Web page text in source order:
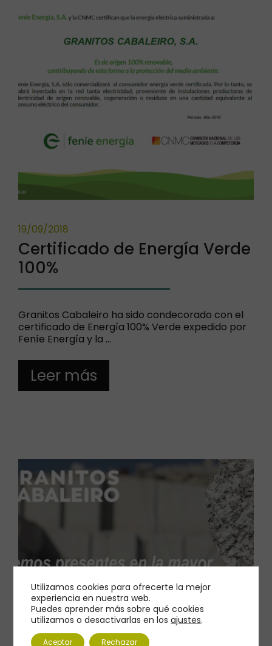
Certificado de Energía Verde
100%
19/09/2018
Granitos Cabaleiro ha sido condecorado con el
certificado de Energía 100% Verde expedido por
Feníe Energía y la …
Leer más
Utilizamos cookies para ofrecerte la mejor
experiencia en nuestra web.
Puedes aprender más sobre qué cookies
utilizamos o desactivarlas en losajustes.
Aceptar Rechazar